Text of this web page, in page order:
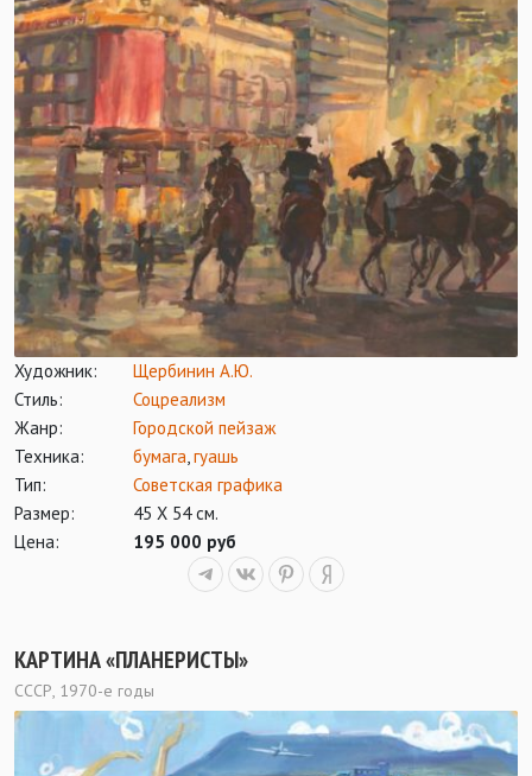
Художник:
Щербинин А.Ю.
Стиль:
Соцреализм
Жанр:
Городской пейзаж
Техника:
бумага,гуашь
Тип:
Советская графика
Размер:
45 Х 54 см.
Цена:
195 000 руб
КАРТИНА «ПЛАНЕРИСТЫ»
СССР, 1970-е годы